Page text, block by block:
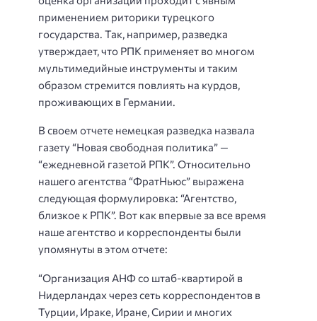
применением риторики турецкого
государства. Так, например, разведка
утверждает, что РПК применяет во многом
мультимедийные инструменты и таким
образом стремится повлиять на курдов,
проживающих в Германии.
В своем отчете немецкая разведка назвала
газету “Новая свободная политика” —
“ежедневной газетой РПК”. Относительно
нашего агентства “ФратНьюс” выражена
следующая формулировка: “Агентство,
близкое к РПК”. Вот как впервые за все время
наше агентство и корреспонденты были
упомянуты в этом отчете:
“Организация АНФ со штаб-квартирой в
Нидерландах через сеть корреспондентов в
Турции, Ираке, Иране, Сирии и многих